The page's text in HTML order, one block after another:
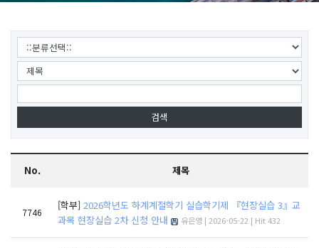
No. 제목
7746
[학부] 2026학년도 하계계절학기 실습학기제 『현장실습 3』교
과목 현장실습 2차 신청 안내
유은영 | 2026-05-22 | Hit 432